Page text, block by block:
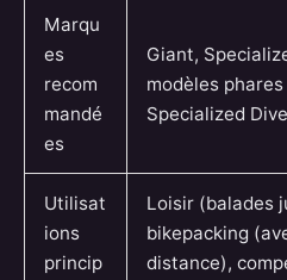
Marqu
es
recom
mandé
es
Giant,
modèles
Specialized
Utilisat
ions
princip
Loisir (balades
bikepacking
distance),